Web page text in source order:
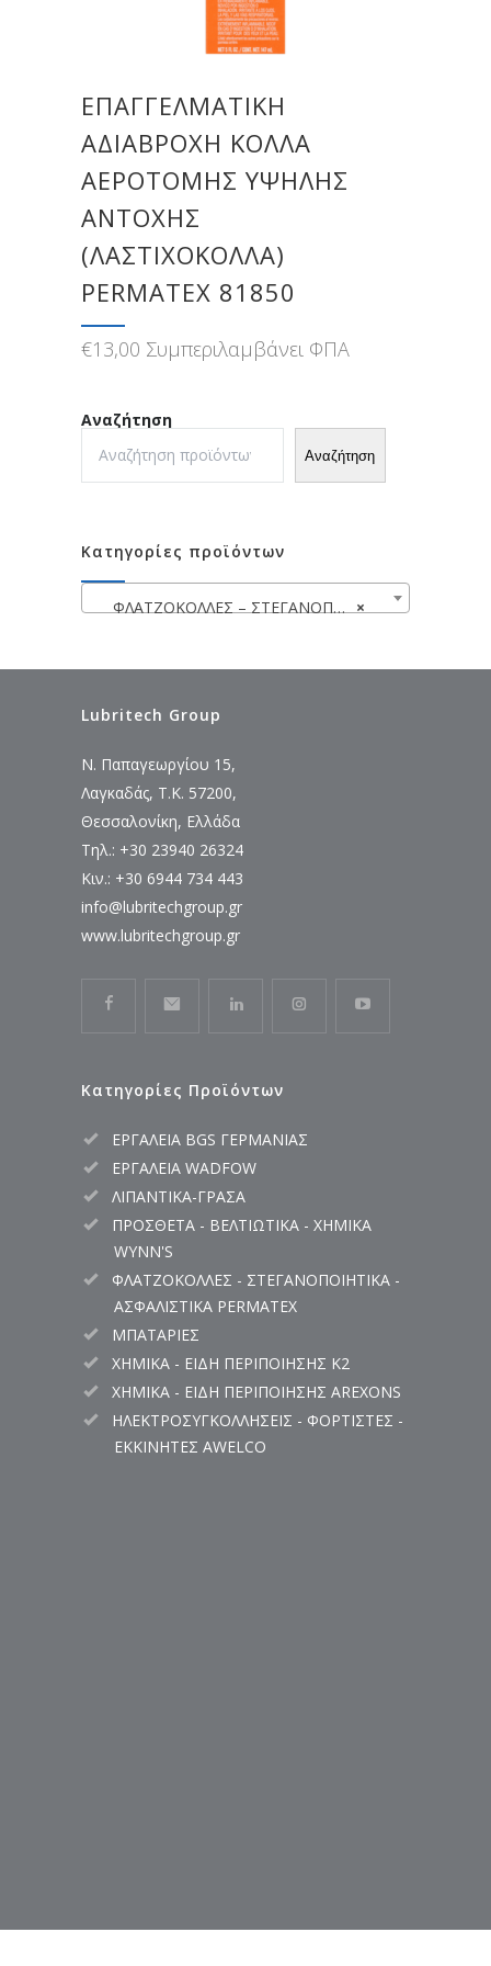
ΕΠΑΓΓΕΛΜΑΤΙΚΉ
ΑΔΙΆΒΡΟΧΗ ΚΌΛΛΑ
ΑΕΡΟΤΟΜΉΣ ΥΨΗΛΉΣ
ΑΝΤΟΧΉΣ
(ΛΑΣΤΙΧΌΚΟΛΛΑ)
PERMATEX 81850
€13,00 Συμπεριλαμβάνει ΦΠΑ
Αναζήτηση
Αναζήτηση
Κατηγορίες προϊόντων
×
ΦΛΑΤΖΟΚΟΛΛΕΣ – ΣΤΕΓΑΝΟΠΟΙΗΤΙΚΑ – ΑΣΦΑΛΙΣΤΙΚΑ PERMATEX
Lubritech Group
Ν. Παπαγεωργίου 15,
Λαγκαδάς, Τ.Κ. 57200,
Θεσσαλονίκη, Ελλάδα
Τηλ.: +30 23940 26324
Κιν.: +30 6944 734 443
info@lubritechgroup.gr
www.lubritechgroup.gr
Κατηγορίες Προϊόντων
ΕΡΓΑΛΕΙΑ BGS ΓΕΡΜΑΝΙΑΣ
ΕΡΓΑΛΕΙΑ WADFOW
ΛΙΠΑΝΤΙΚΑ-ΓΡΑΣΑ
ΠΡΟΣΘΕΤΑ - ΒΕΛΤΙΩΤΙΚΑ - ΧΗΜΙΚΑ
WYNN'S
ΦΛΑΤΖΟΚΟΛΛΕΣ - ΣΤΕΓΑΝΟΠΟΙΗΤΙΚΑ -
ΑΣΦΑΛΙΣΤΙΚΑ PERMATEX
ΜΠΑΤΑΡΙΕΣ
ΧΗΜΙΚΑ - ΕΙΔΗ ΠΕΡΙΠΟΙΗΣΗΣ K2
ΧΗΜΙΚΑ - ΕΙΔΗ ΠΕΡΙΠΟΙΗΣΗΣ AREXONS
ΗΛΕΚΤΡΟΣΥΓΚΟΛΛΗΣΕΙΣ - ΦΟΡΤΙΣΤΕΣ -
ΕΚΚΙΝΗΤΕΣ AWELCO